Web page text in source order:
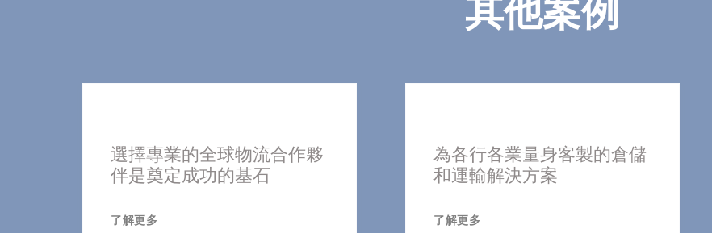
其他案例
選擇專業的全球物流合作夥
伴是奠定成功的基石
了解更多
為各行各業量身客製的倉儲
和運輸解決方案
了解更多